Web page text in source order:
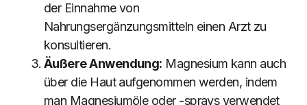
der Einnahme von
Nahrungsergänzungsmitteln einen Arzt zu
konsultieren.
Äußere Anwendung: Magnesium kann auch
über die Haut aufgenommen werden, indem
man Magnesiumöle oder -sprays verwendet